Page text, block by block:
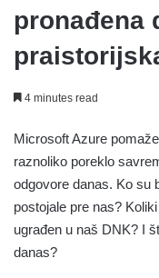
pronađena
4 minutes read
Microsoft Azure
raznoliko poreklo
odgovore danas. Ko su
postojale pre nas?
ugrađen u naš DNK? I
danas?